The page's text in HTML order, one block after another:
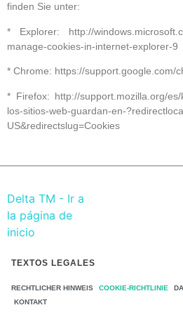
finden Sie unter:
* Explorer: http://
manage-cookies-in-internet-explorer-9
* Chrome: https://support.google.com/
* Firefox: http://support.mozilla.org/
los-sitios-web-guardan-en-
US&redirectslug=Cookies
TEXTOS LEGALES
RECHTLICHER HINWEIS COOKIE-RICHTLINIE
KONTAKT